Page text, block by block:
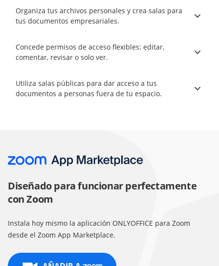
Organiza tus archivos personales y crea salas para
tus documentos empresariales.
Concede permisos de acceso flexibles: editar,
comentar, revisar o solo ver.
Utiliza salas públicas para dar acceso a tus
documentos a personas fuera de tu espacio.
Diseñado para funcionar perfectamente
con Zoom
Instala hoy mismo la aplicación ONLYOFFICE para Zoom
desde el Zoom App Marketplace.